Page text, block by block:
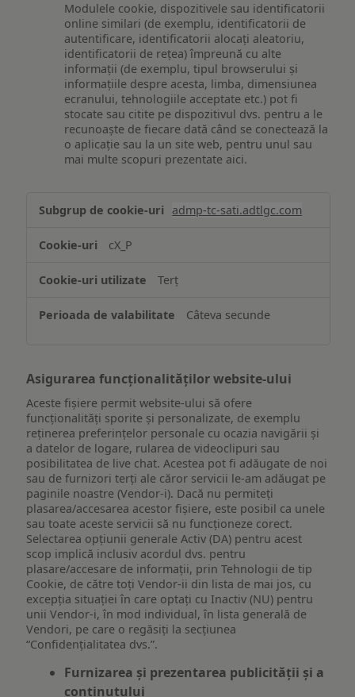
Modulele cookie, dispozitivele sau identificatorii
online similari (de exemplu, identificatorii de
autentificare, identificatorii alocați aleatoriu,
identificatorii de rețea) împreună cu alte
informații (de exemplu, tipul browserului și
informațiile despre acesta, limba, dimensiunea
ecranului, tehnologiile acceptate etc.) pot fi
stocate sau citite pe dispozitivul dvs. pentru a le
recunoaște de fiecare dată când se conectează la
o aplicație sau la un site web, pentru unul sau
mai multe scopuri prezentate aici.
Stocarea
și/sau
accesarea
informațiilor
pe
dispozitiv
admp-tc-sati.adtlgc.com
cX_P
Terț
Câteva secunde
Asigurarea funcționalităților website-ului
Aceste fișiere permit website-ului să ofere
funcționalități sporite și personalizate, de exemplu
reţinerea preferinţelor personale cu ocazia navigării și
a datelor de logare, rularea de videoclipuri sau
posibilitatea de live chat. Acestea pot fi adăugate de noi
sau de furnizori terți ale căror servicii le-am adăugat pe
paginile noastre (Vendor-i). Dacă nu permiteți
plasarea/accesarea acestor fișiere, este posibil ca unele
sau toate aceste servicii să nu funcționeze corect.
Selectarea opțiunii generale Activ (DA) pentru acest
scop implică inclusiv acordul dvs. pentru
plasare/accesare de informații, prin Tehnologii de tip
Cookie, de către toți Vendor-ii din lista de mai jos, cu
excepția situației în care optați cu Inactiv (NU) pentru
unii Vendor-i, în mod individual, în lista generală de
Vendori, pe care o regăsiți la secțiunea
“Confidențialitatea dvs.”.
Furnizarea și prezentarea publicității și a
conținutului